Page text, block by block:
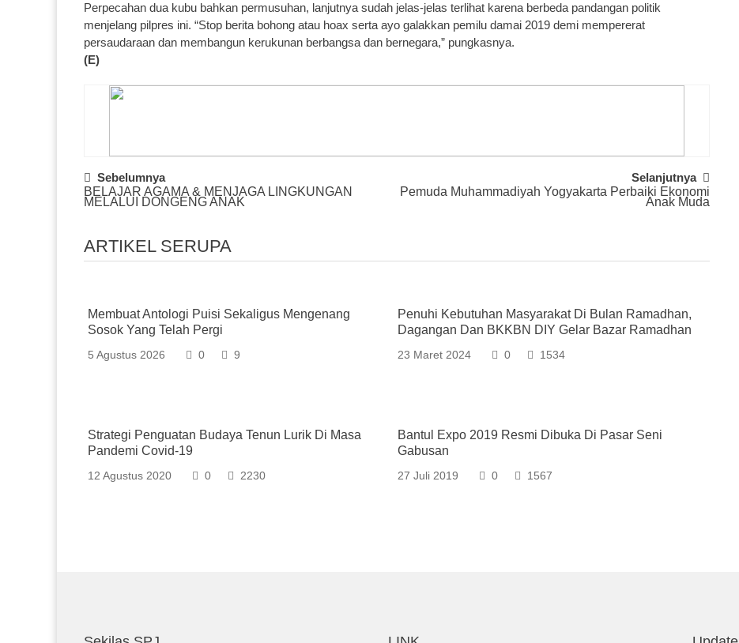
Perpecahan dua kubu bahkan permusuhan, lanjutnya sudah jelas-jelas terlihat karena berbeda pandangan politik
menjelang pilpres ini. “Stop berita bohong atau hoax serta ayo galakkan pemilu damai 2019 demi mempererat
persaudaraan dan membangun kerukunan berbangsa dan bernegara,” pungkasnya.
(E)
Post
Navigation
Sebelumnya
BELAJAR AGAMA & MENJAGA LINGKUNGAN
MELALUI DONGENG ANAK
Selanjutnya
Pemuda Muhammadiyah Yogyakarta Perbaiki Ekonomi
Anak Muda
ARTIKEL SERUPA
Membuat Antologi Puisi Sekaligus Mengenang
Sosok Yang Telah Pergi
5 Agustus 2026 0 9
Penuhi Kebutuhan Masyarakat Di Bulan Ramadhan,
Dagangan Dan BKKBN DIY Gelar Bazar Ramadhan
23 Maret 2024 0 1534
Strategi Penguatan Budaya Tenun Lurik Di Masa
Pandemi Covid-19
12 Agustus 2020 0 2230
Bantul Expo 2019 Resmi Dibuka Di Pasar Seni
Gabusan
27 Juli 2019 0 1567